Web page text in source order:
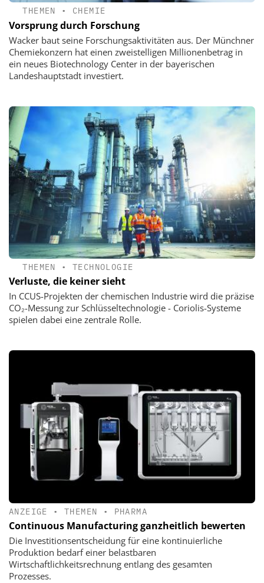
THEMEN • CHEMIE
Vorsprung durch Forschung
Wacker baut seine Forschungsaktivitäten aus. Der Münchner
Chemiekonzern hat einen zweistelligen Millionenbetrag in
ein neues Biotechnology Center in der bayerischen
Landeshauptstadt investiert.
THEMEN •TECHNOLOGIE
Verluste, die keiner sieht
In CCUS-Projekten der chemischen Industrie wird die präzise
CO₂-Messung zur Schlüsseltechnologie - Coriolis-Systeme
spielen dabei eine zentrale Rolle.
ANZEIGE •THEMEN • PHARMA
Continuous Manufacturing ganzheitlich bewerten
Die Investitionsentscheidung für eine kontinuierliche
Produktion bedarf einer belastbaren
Wirtschaftlichkeitsrechnung entlang des gesamten
Prozesses.